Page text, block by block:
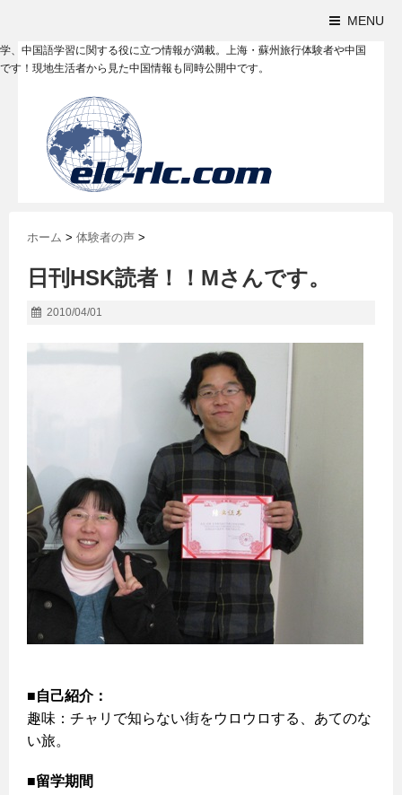
MENU
、中国語学習に関する役に立つ情報が満載。上海・蘇州旅行体験者や中国
す！現地生活者から見た中国情報も同時公開中です。
ホーム > 体験者の声 >
日刊HSK読者！！Mさんです。
2010/04/01
■自己紹介：
趣味：チャリで知らない街をウロウロする、あてのな
い旅。
■留学期間